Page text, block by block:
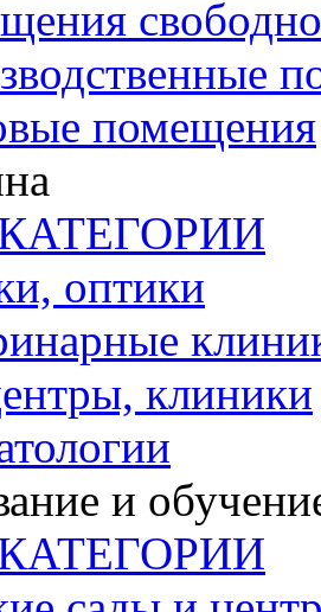
помещения
оптики
клиники
и